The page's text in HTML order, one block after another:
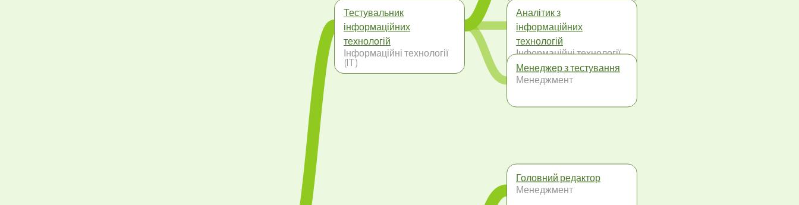
Тестувальник
інформаційних
технологій
Інформаційні технології
(IT)
Аналітик з
інформаційних
технологій
Інформаційні технології
(IT)
Менеджер з тестування
Менеджмент
Головний редактор
Менеджмент